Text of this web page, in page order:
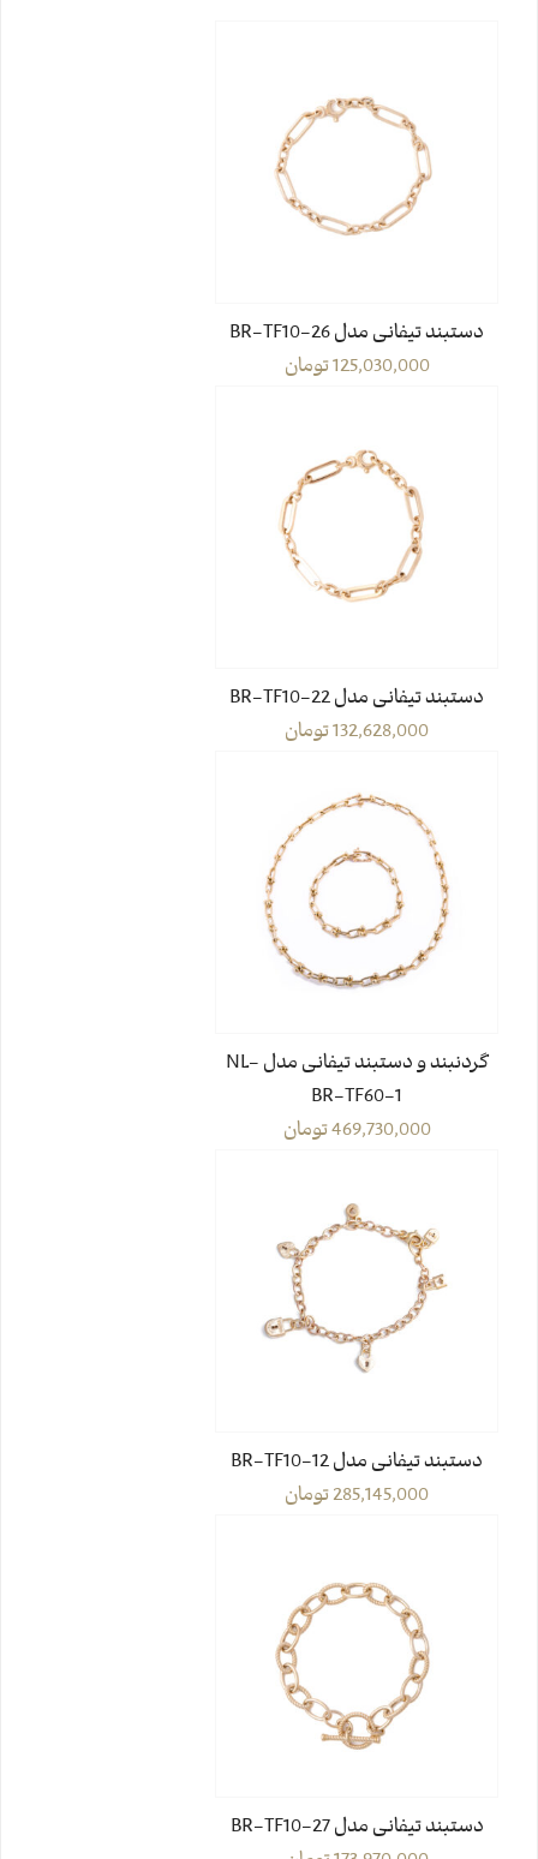
دستبند تیفانی مدل BR-TF10-26
125,030,000تومان
دستبند تیفانی مدل BR-TF10-22
132,628,000تومان
گردنبند و دستبند تیفانی مدل NL-
BR-TF60-1
469,730,000تومان
دستبند تیفانی مدل BR-TF10-12
285,145,000تومان
دستبند تیفانی مدل BR-TF10-27